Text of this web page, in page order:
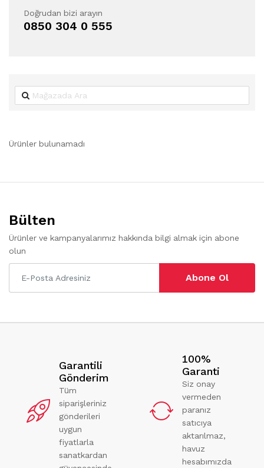
Doğrudan bizi arayın
0850 304 0 555
Ürünler bulunamadı
Bülten
Ürünler ve kampanyalarımız hakkında bilgi almak için abone
olun
Abone Ol
Garantili
Gönderim
Tüm
siparişleriniz
gönderileri
uygun
fiyatlarla
sanatkardan
100%
Garanti
Siz onay
vermeden
paranız
satıcıya
aktarılmaz,
havuz
hesabımızda